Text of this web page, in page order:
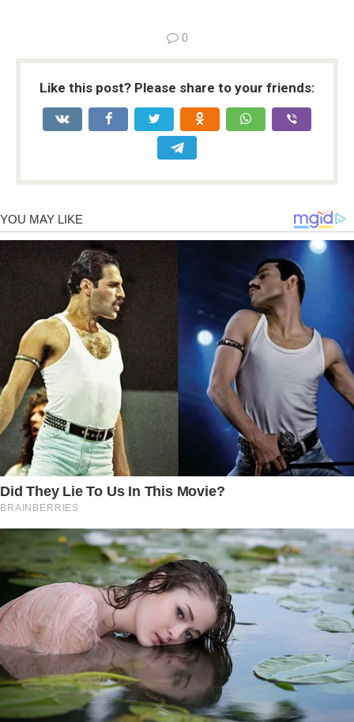
0
Like this post? Please share to your friends: